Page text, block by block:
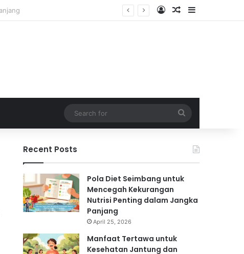
Log InRandom Article
Sidebar
for
Recent Posts
Pola Diet Seimbang untuk
Mencegah Kekurangan
Nutrisi Penting dalam Jangka
Panjang
April 25, 2026
Manfaat Tertawa untuk
Kesehatan Jantung dan